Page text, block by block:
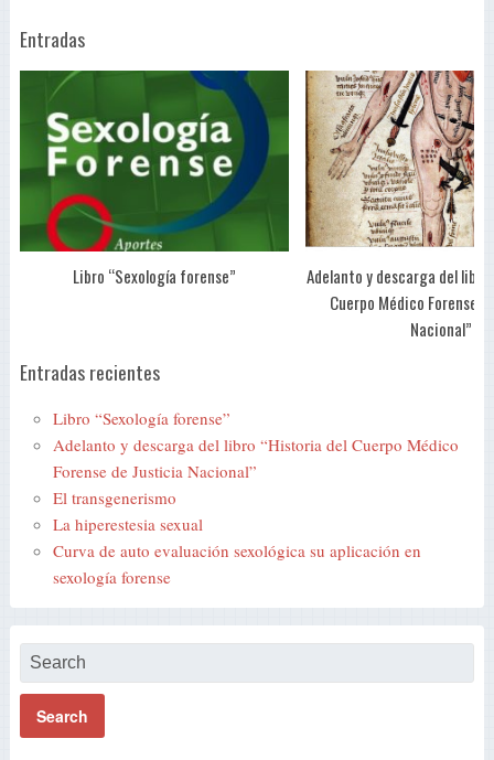
Entradas
Libro “Sexología forense”
Adelanto y descarga del
Cuerpo Médico Forense
Nacional”
Entradas recientes
Libro “Sexología forense”
Adelanto y descarga del libro “Historia del Cuerpo Médico
Forense de Justicia Nacional”
El transgenerismo
La hiperestesia sexual
Curva de auto evaluación sexológica su aplicación en
sexología forense